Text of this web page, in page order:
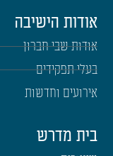
אודות הישיבה
אודות שבי חברון
בעלי תפקידים
אירועים וחדשות
בית מדרש